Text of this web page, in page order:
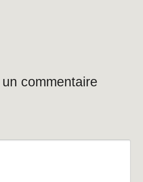
commentaire